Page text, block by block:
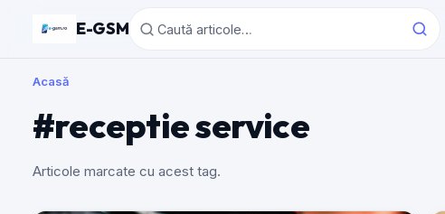
E-GSM
Acasă
#receptie service
Articole marcate cu acest tag.